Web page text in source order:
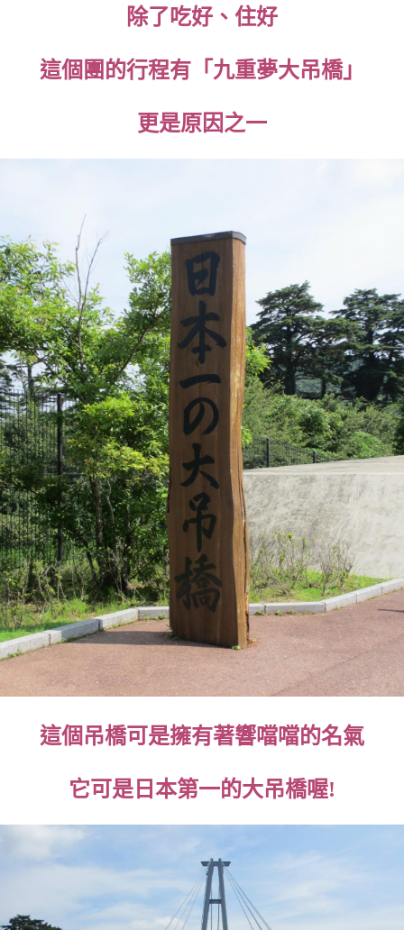
除了吃好、住好
這個團的行程有「九重夢大吊橋」
更是原因之一
這個吊橋可是擁有著響噹噹的名氣
它可是日本第一的大吊橋喔!